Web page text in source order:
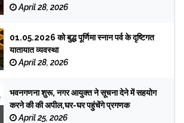
April 28, 2026
01.05.2026 को बुद्ध पूर्णिमा स्नान पर्व के दृष्टिगत
यातायात व्यवस्था
April 28, 2026
भवनगणना शुरू, नगर आयुक्त ने सूचना देने में सहयोग
करने की की अपील,घर-घर पहुंचेंगे प्रगणक
April 25, 2026